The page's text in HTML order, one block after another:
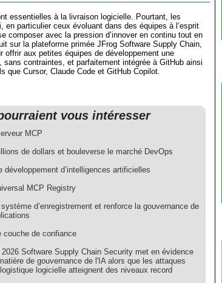
essentielles à la livraison logicielle. Pourtant, les
en particulier ceux évoluant dans des équipes à l’esprit
composer avec la pression d’innover en continu tout en
sur la plateforme primée JFrog Software Supply Chain,
offrir aux petites équipes de développement une
sans contraintes, et parfaitement intégrée à GitHub ainsi
que Cursor, Claude Code et GitHub Copilot.
vous intéresser
MCP
de dollars et bouleverse le marché DevOps
développement d’intelligences artificielles
MCP Registry
d’enregistrement et renforce la gouvernance de
couche de confiance
2026 Software Supply Chain Security met en évidence
de gouvernance de l'IA alors que les attaques
logicielle atteignent des niveaux record